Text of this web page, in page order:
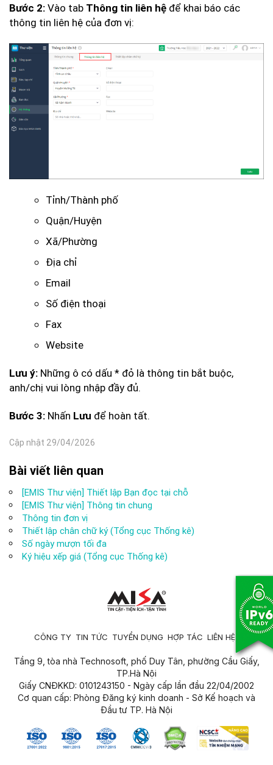
Bước 2: Vào tab Thông tin liên hệ để khai báo các
thông tin liên hệ của đơn vị:
Tỉnh/Thành phố
Quận/Huyện
Xã/Phường
Địa chỉ
Email
Số điện thoại
Fax
Website
Lưu ý: Những ô có dấu * đỏ là thông tin bắt buộc,
anh/chị vui lòng nhập đầy đủ.
Bước 3: Nhấn Lưu để hoàn tất.
Cập nhật 29/04/2026
Bài viết liên quan
[EMIS Thư viện] Thiết lập Bạn đọc tại chỗ
[EMIS Thư viện] Thông tin chung
Thông tin đơn vị
Thiết lập chân chữ ký (Tổng cục Thống kê)
Số ngày mượn tối đa
Ký hiệu xếp giá (Tổng cục Thống kê)
CÔNG TY TIN TỨC TUYỂN DỤNG HỢP TÁC LIÊN HỆ
Tầng 9, tòa nhà Technosoft, phố Duy Tân, phường Cầu Giấy,
TP.Hà Nội
Giấy CNĐKKD: 0101243150 - Ngày cấp lần đầu 22/04/2002
Cơ quan cấp: Phòng Đăng ký kinh doanh - Sở Kế hoạch và
Đầu tư TP. Hà Nội